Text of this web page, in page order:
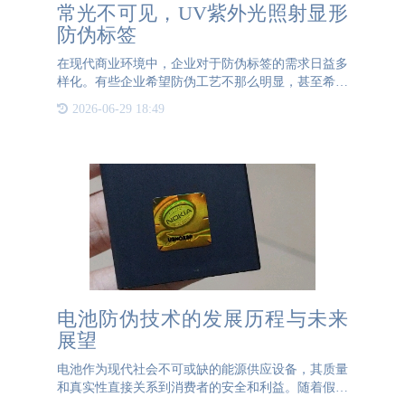
常光不可见，UV紫外光照射显形
防伪标签
在现代商业环境中，企业对于防伪标签的需求日益多
样化。有些企业希望防伪工艺不那么明显，甚至希望
种需求，紫外隐形防伪标签成为了一个理想的选择。
2026-06-29 18:49
电池防伪技术的发展历程与未来
展望
电池作为现代社会不可或缺的能源供应设备，其质量
和真实性直接关系到消费者的安全和利益。随着假冒